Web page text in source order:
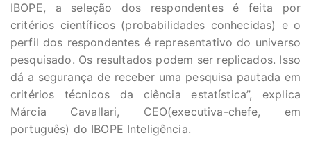
IBOPE, a seleção dos respondentes é feita por
critérios científicos (probabilidades conhecidas) e o
perfil dos respondentes é representativo do universo
pesquisado. Os resultados podem ser replicados. Isso
dá a segurança de receber uma pesquisa pautada em
critérios técnicos da ciência estatística”, explica
Márcia Cavallari, CEO(executiva-chefe, em
português) do IBOPE Inteligência.